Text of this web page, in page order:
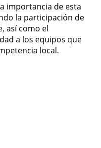
importancia de esta
la participación de
así como el
a los equipos que
local.